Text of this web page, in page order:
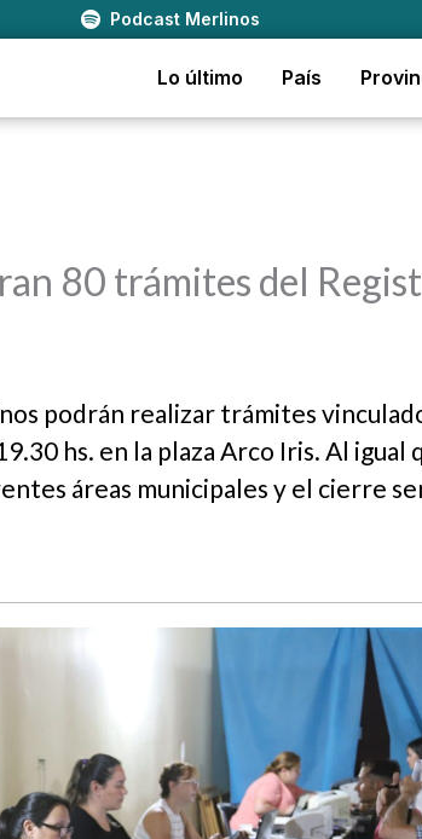
Podcast Merlinos
Lo último País
80 trámites del
podrán realizar trámites
hs. en la plaza Arco Iris. Al igual
áreas municipales y el cierre